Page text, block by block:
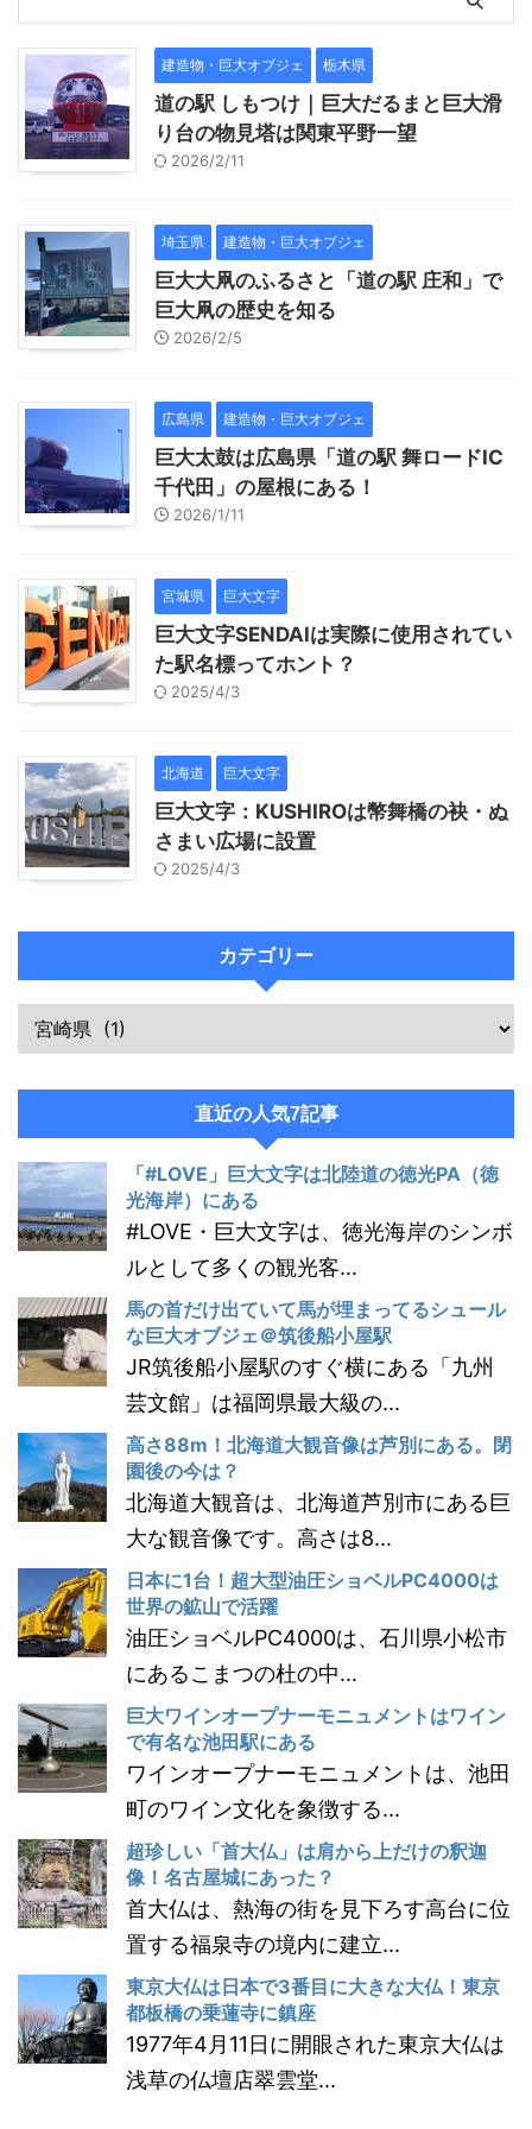
建造物・巨大オブジェ 栃木県
道の駅 しもつけ｜巨大だるまと巨大滑
り台の物見塔は関東平野一望
2026/2/11
埼玉県 建造物・巨大オブジェ
巨大大凧のふるさと「道の駅 庄和」で
巨大凧の歴史を知る
2026/2/5
広島県 建造物・巨大オブジェ
巨大太鼓は広島県「道の駅 舞ロードIC
千代田」の屋根にある！
2026/1/11
宮城県 巨大文字
巨大文字SENDAIは実際に使用されてい
た駅名標ってホント？
2025/4/3
北海道 巨大文字
巨大文字：KUSHIROは幣舞橋の袂・ぬ
さまい広場に設置
2025/4/3
カテゴリー
直近の人気7記事
「#LOVE」巨大文字は北陸道の徳光PA（徳
光海岸）にある
#LOVE・巨大文字は、徳光海岸のシンボ
ルとして多くの観光客...
馬の首だけ出ていて馬が埋まってるシュール
な巨大オブジェ＠筑後船小屋駅
JR筑後船小屋駅のすぐ横にある「九州
芸文館」は福岡県最大級の...
高さ88m！北海道大観音像は芦別にある。閉
園後の今は？
北海道大観音は、北海道芦別市にある巨
大な観音像です。高さは8...
日本に1台！超大型油圧ショベルPC4000は
世界の鉱山で活躍
油圧ショベルPC4000は、石川県小松市
にあるこまつの杜の中...
巨大ワインオープナーモニュメントはワイン
で有名な池田駅にある
ワインオープナーモニュメントは、池田
町のワイン文化を象徴する...
超珍しい「首大仏」は肩から上だけの釈迦
像！名古屋城にあった？
首大仏は、熱海の街を見下ろす高台に位
置する福泉寺の境内に建立...
東京大仏は日本で3番目に大きな大仏！東京
都板橋の乗蓮寺に鎮座
1977年4月11日に開眼された東京大仏は
浅草の仏壇店翠雲堂...